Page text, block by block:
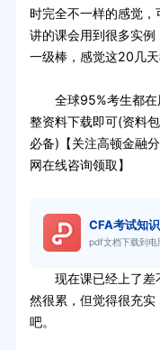
时完全不一样的感觉
讲的课会用到很多实
一级棒，感觉这20几天
全球95%考生都在
整资料下载即可(资料
必备)【关注高顿金融
网在线咨询领取】
CFA考试知
pdf文档下载到电
现在课已经上了差
然很累，但觉得很充
吧。